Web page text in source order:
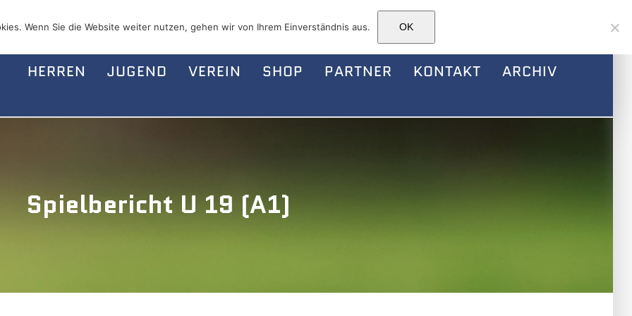
HERREN JUGEND VEREIN SHOP PARTNER KONTAKT ARCHIV
Spielbericht U 19 (A1)
Wenn Sie die Website weiter nutzen, gehen wir von Ihrem Einverständnis aus. OK